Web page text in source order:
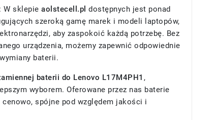
W sklepieaolstecell.pl dostępnych jest ponad
szeroką gamę marek i modeli laptopów,
aby zaspokoić każdą potrzebę. Bez
urządzenia, możemy zapewnić odpowiednie
baterii.
baterii do Lenovo L17M4PH1 ,
wyborem. Oferowane przez nas baterie
cenowo, spójne pod względem jakości i